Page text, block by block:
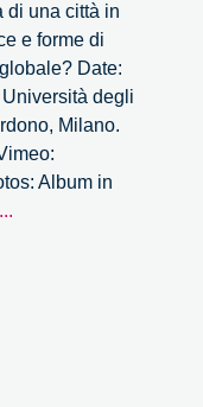
di una città in
e forme di
Date:
degli
Milano.
Album in
...